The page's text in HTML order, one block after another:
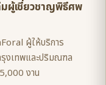
ผู้เชี่ยวชาญพิธีศพ
ผู้ให้บริการ
งเทพและปริมณฑล
งาน